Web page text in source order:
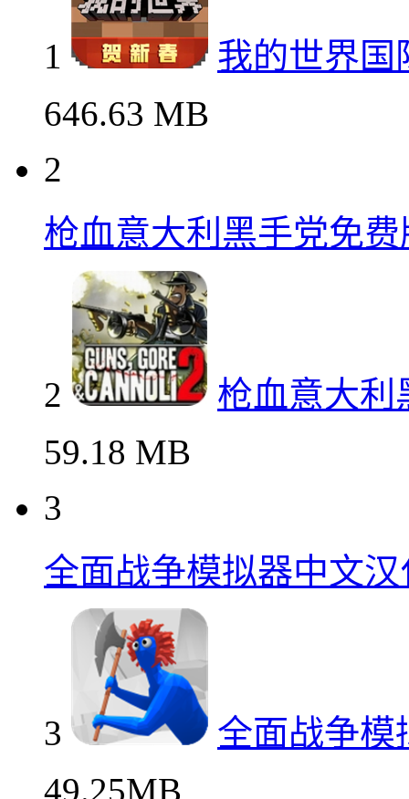
1
我的世界国
646.63 MB
2
枪血意大利黑手党免
2
枪血意大利
59.18 MB
3
全面战争模拟器中文
3
全面战争模
49.25MB